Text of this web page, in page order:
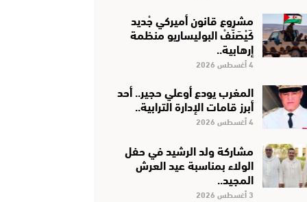
مشروع قانون أميركي جْديد
كَيْصَنَّفْ البوليساريو منظمة
إرهابية..
4 أغسطس 2026
المغرب يودع أوعلي حجير.. أحد
أبرز قامات الإدارة الترابية..
4 أغسطس 2026
مشاركة ولد الرشيد في حفل
الولاء بمناسبة عيد العرش
المجيد..
3 أغسطس 2026